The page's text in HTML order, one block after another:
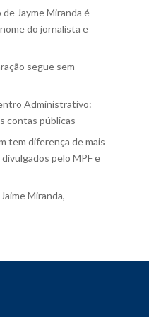
Jayme Miranda é
do jornalista e
segue sem
Administrativo:
contas públicas
tem diferença de mais
pelo MPF e
Miranda,